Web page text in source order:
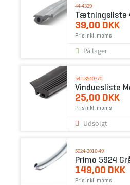
44-4329
Tætningsliste
39,00 DKK
Pris inkl. moms
På lager
54-18540370
Vinduesliste
25,00 DKK
Pris inkl. moms
Udsolgt
5924-2010-49
Primo 5924
149,00 DKK
Pris inkl. moms